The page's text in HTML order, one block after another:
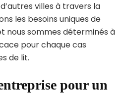
villes à travers la
les besoins uniques de
nous sommes déterminés à
pour chaque cas
de lit.
pour un